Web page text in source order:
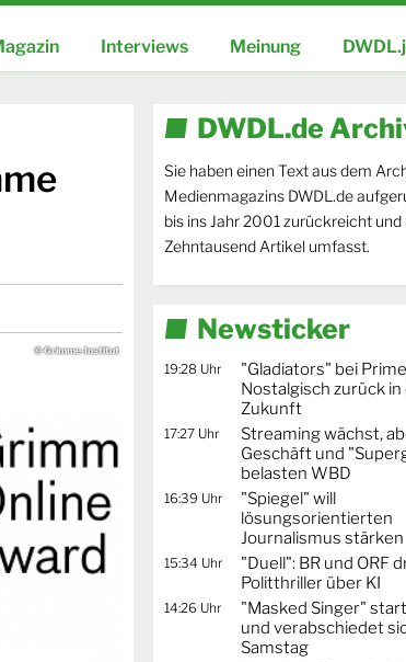
Interviews Meinung
© Grimme-Institut
DWDL.de
Sie haben einen Text aus dem
Medienmagazins DWDL.de
bis ins Jahr 2001 zurückreicht
Zehntausend Artikel umfasst.
Newsticker
19:28 Uhr
"Gladiators" bei
Nostalgisch zurück in
Zukunft
17:27 Uhr
Streaming wächst,
Geschäft und
belasten WBD
16:39 Uhr
"Spiegel" will
lösungsorientierten
Journalismus stärken
15:34 Uhr
"Duell": BR und ORF
Politthriller über KI
14:26 Uhr
"Masked Singer"
und verabschiedet
Samstag